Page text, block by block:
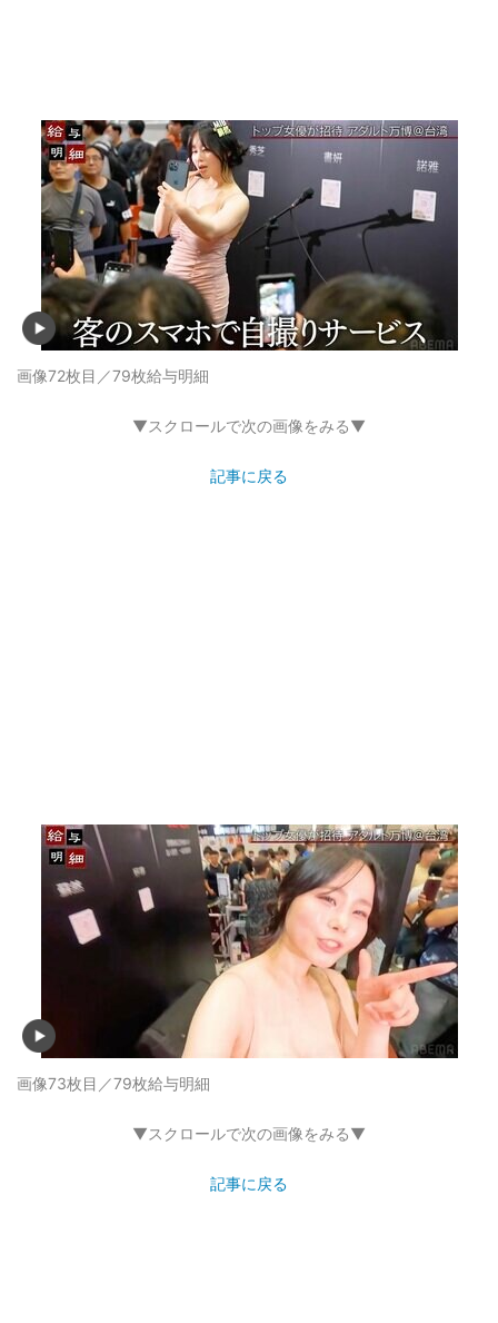
画像72枚目／79枚給与明細
▼スクロールで次の画像をみる▼
記事に戻る
画像73枚目／79枚給与明細
▼スクロールで次の画像をみる▼
記事に戻る